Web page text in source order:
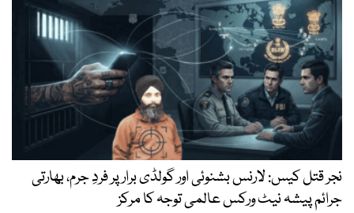
نجر قتل کیس: لارنس بشنوئی اور گولڈی برار پر فردِ جرم، بھارتی
جرائم پیشہ نیٹ ورکس عالمی توجہ کا مرکز